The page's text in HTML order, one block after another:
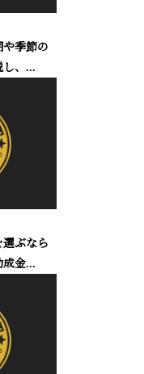
季節の
し、...
ぶなら
成金...